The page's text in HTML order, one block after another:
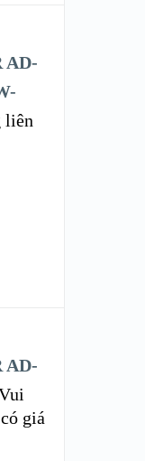
AD-
liên
AD-
giá